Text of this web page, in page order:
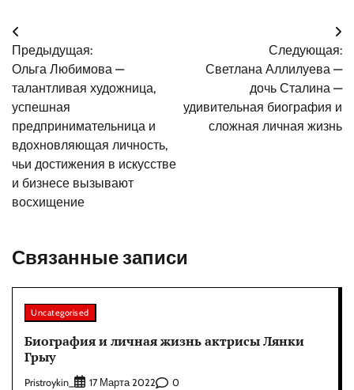
Навигация
по
записям
Предыдущая:
Ольга Любимова —
талантливая художница,
успешная
предпринимательница и
вдохновляющая личность,
чьи достижения в искусстве
и бизнесе вызывают
восхищение
Следующая:
Светлана Аллилуева —
дочь Сталина —
удивительная биография и
сложная личная жизнь
Связанные записи
Uncategorised
Биография и личная жизнь актрисы Лянки
Грыу
Pristroykin_ 17 Марта 2022 0